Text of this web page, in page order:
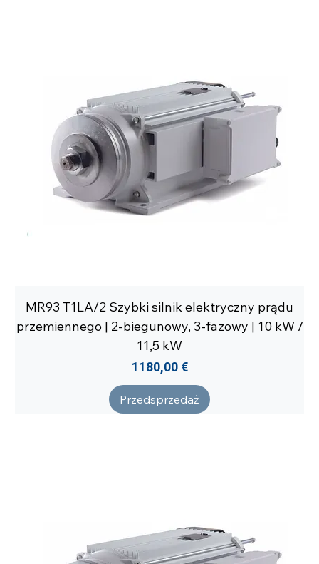
MR93 T1LA/2 Szybki silnik elektryczny prądu
przemiennego | 2-biegunowy, 3-fazowy | 10 kW /
11,5 kW
Cena
1180,00 €
Przedsprzedaż